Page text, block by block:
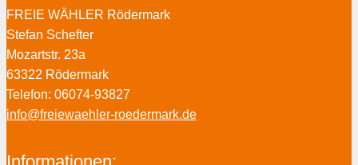
FREIE WÄHLER Rödermark
Stefan Schefter
Mozartstr. 23a
63322 Rödermark
Telefon: 06074-93827
info@freiewaehler-roedermark.de